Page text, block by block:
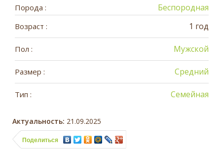
Порода : Беспородная
Возраст : 1 год
Пол : Мужской
Размер : Средний
Тип : Семейная
Актуальность: 21.09.2025
Поделиться